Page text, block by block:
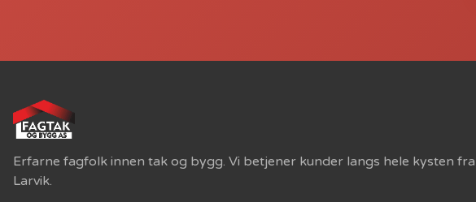
Erfarne fagfolk innen tak og bygg. Vi betjener kunder langs hele kysten
Larvik.